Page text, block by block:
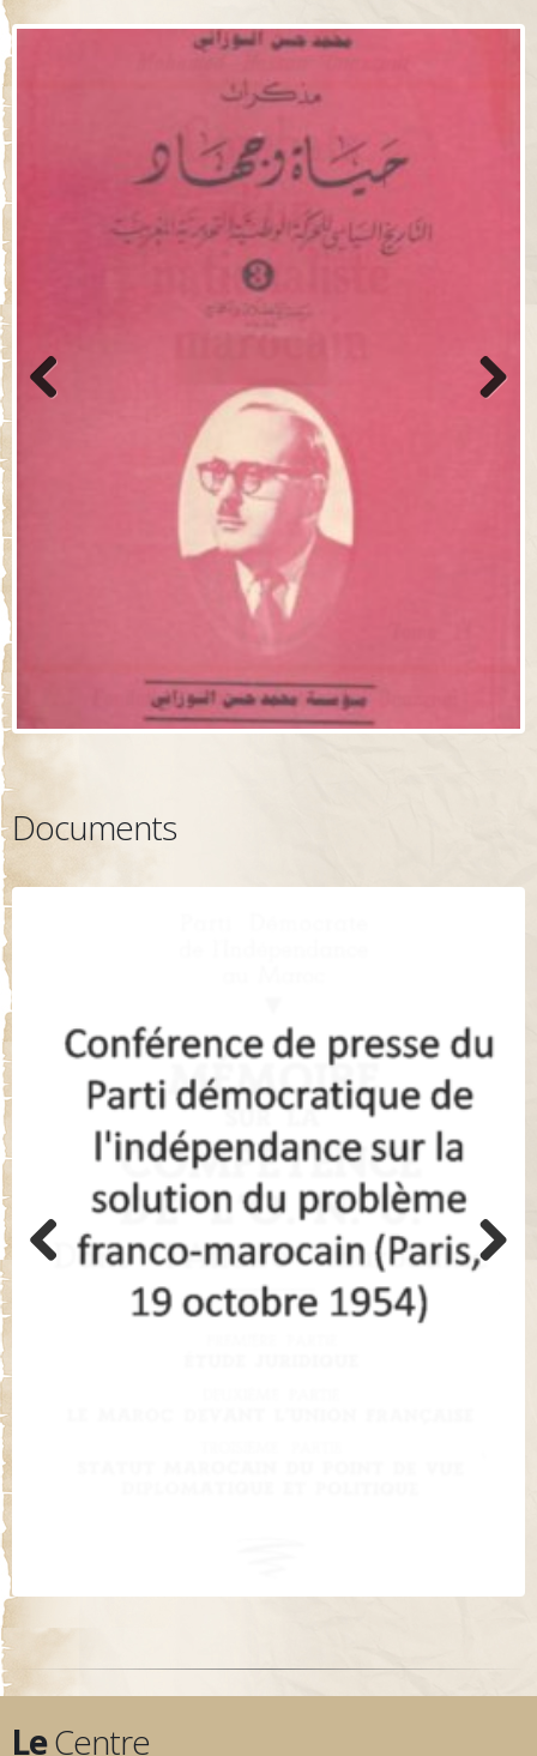
Documents
Next
LeCentre